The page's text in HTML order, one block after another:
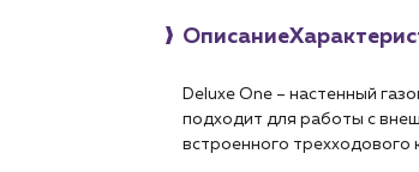
Описание
Deluxe One – настенный
подходит для работы с
встроенного трехходового